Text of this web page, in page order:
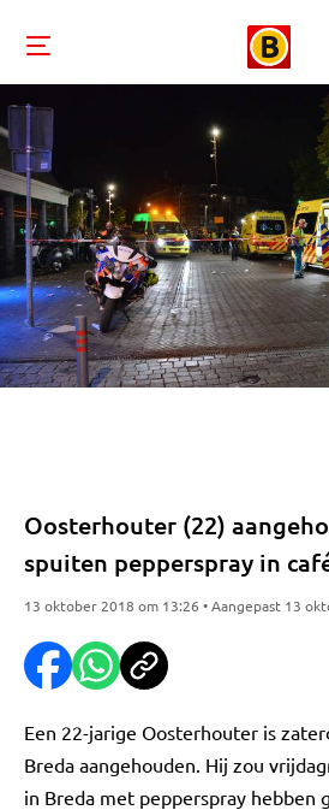
Oosterhouter (22)
spuiten pepperspray in
13 oktober 2018 om 13:26 • Aangepast 13
Een 22-jarige Oosterhouter is
Breda aangehouden. Hij zou
in Breda met pepperspray hebben